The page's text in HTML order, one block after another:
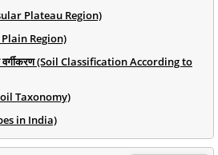
Plateau Region)
Plain Region)
वर्गीकरण (Soil Classification According to
Taxonomy)
in India)